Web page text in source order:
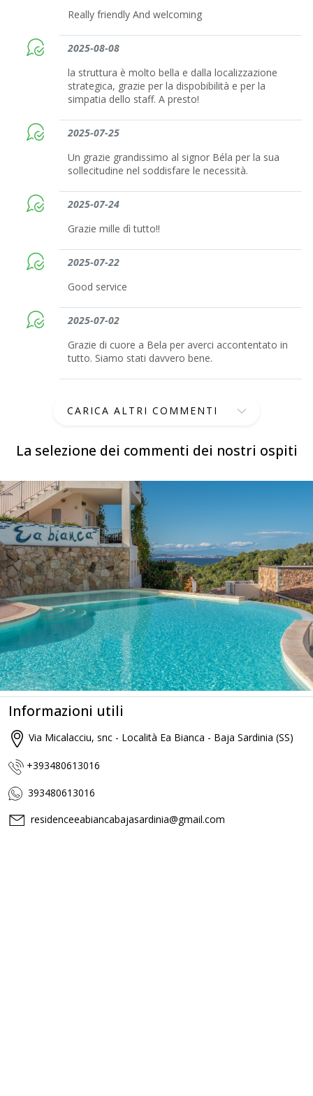
La selezione dei commenti dei nostri ospiti
Really friendly And welcoming
2025-08-08
la struttura è molto bella e dalla localizzazione
strategica, grazie per la dispobibilità e per la
simpatia dello staff. A presto!
2025-07-25
Un grazie grandissimo al signor Béla per la sua
sollecitudine nel soddisfare le necessità.
2025-07-24
Grazie mille dì tutto!!
2025-07-22
Good service
2025-07-02
Grazie di cuore a Bela per averci accontentato in
tutto. Siamo stati davvero bene.
CARICA ALTRI COMMENTI
Informazioni utili
Via Micalacciu, snc - Località Ea Bianca - Baja Sardinia (SS)
+393480613016
393480613016
residenceeabiancabajasardinia@gmail.com